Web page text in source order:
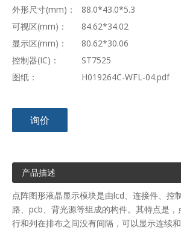
外形尺寸(mm)：
88.0*43.0*5.3
可视区(mm)：
84.62*34.02
显示区(mm)：
80.62*30.06
控制器(IC)：
ST7525
图纸：
H019264C-WFL-04.pdf
询价
产品描述
点阵图形液晶显示模块是由lcd、连接件、控
路、pcb、背光源等组成的构件。其特点是，
行和列在排布之间没有间隔，可以显示连续